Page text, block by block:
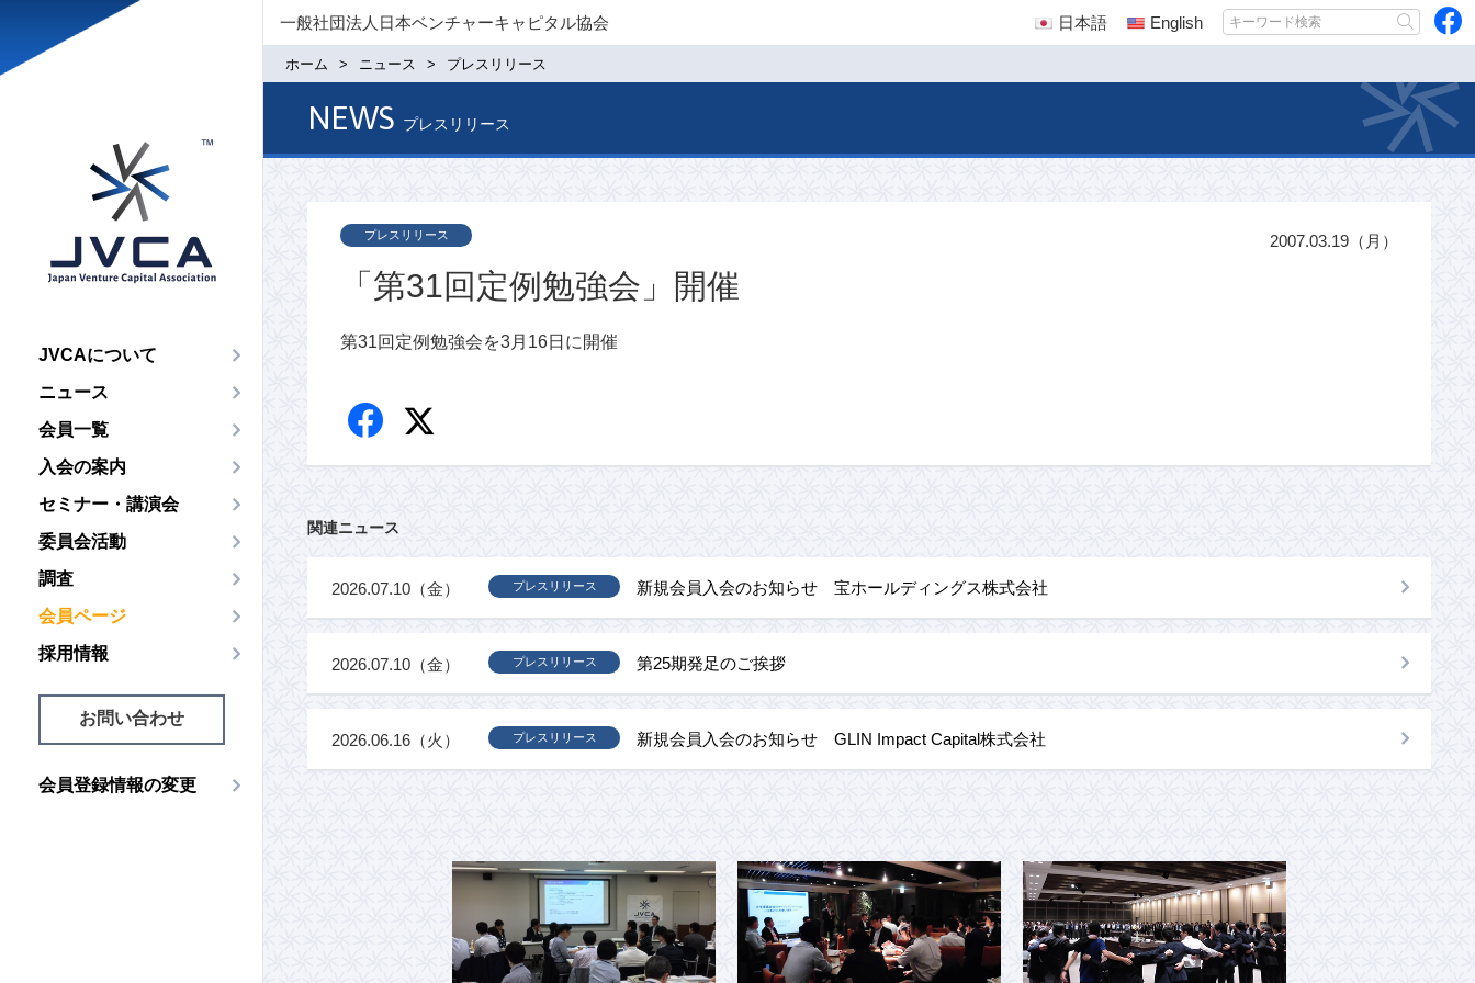
JVCAについて
ニュース
会員一覧
入会の案内
セミナー・講演会
委員会活動
調査
会員ページ
採用情報
お問い合わせ
会員登録情報の変更
一般社団法人日本ベンチャーキャピタル協会 日本語 English
ホーム ニュース プレスリリース
NEWS プレスリリース
「第31回定例勉強会」開催
プレスリリース 2007.03.19（月）
第31回定例勉強会を3月16日に開催
関連ニュース
新規会員入会のお知らせ 宝ホールディングス株式会社
プレスリリース
2026.07.10（金）
第25期発足のご挨拶
プレスリリース
2026.07.10（金）
新規会員入会のお知らせ GLIN Impact Capital株式会社
プレスリリース
2026.06.16（火）